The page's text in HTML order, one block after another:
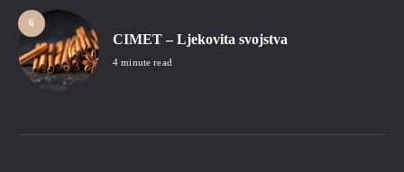
6
CIMET – Ljekovita svojstva
4 minute read